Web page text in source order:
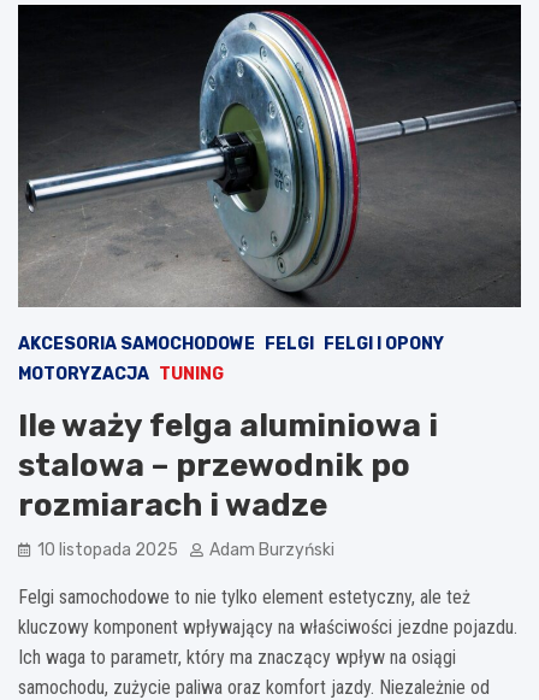
AKCESORIA SAMOCHODOWE FELGI
FELGI I OPONY
MOTORYZACJA TUNING
Ile waży felga aluminiowa i
stalowa – przewodnik po
rozmiarach i wadze
10 listopada 2025 Adam Burzyński
Felgi samochodowe to nie tylko element estetyczny, ale też
kluczowy komponent wpływający na właściwości jezdne pojazdu.
Ich waga to parametr, który ma znaczący wpływ na osiągi
samochodu, zużycie paliwa oraz komfort jazdy. Niezależnie od